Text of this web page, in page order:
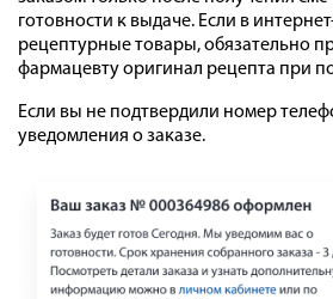
готовности к выдаче. Если в
рецептурные товары, обязательно
фармацевту оригинал рецепта при
Если вы не подтвердили номер
уведомления о заказе.